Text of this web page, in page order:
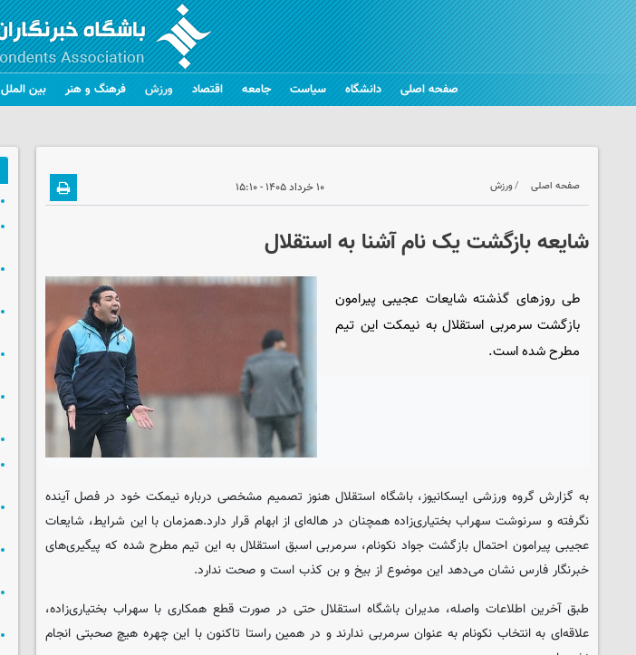
صفحه اصلی دانشگاه سیاست جامعه اقتصاد ورزش فرهنگ و هنر بین الملل
صفحه اصلی ورزش ۱۰ خرداد ۱۴۰۵ - ۱۵:۱۰
شایعه بازگشت یک نام آشنا به استقلال
طی روزهای گذشته شایعات عجیبی پیرامون
بازگشت سرمربی استقلال به نیمکت این تیم
مطرح شده است.
به گزارش گروه ورزشی ایسکانیوز، باشگاه استقلال هنوز تصمیم مشخصی درباره نیمکت خود در فصل آینده
نگرفته و سرنوشت سهراب بختیاری‌زاده همچنان در هاله‌ای از ابهام قرار دارد.همزمان با این شرایط، شایعات
عجیبی پیرامون احتمال بازگشت جواد نکونام، سرمربی اسبق استقلال به این تیم مطرح شده که پیگیری‌های
خبرنگار فارس نشان می‌دهد این موضوع از بیخ و بن کذب است و صحت ندارد.
طبق آخرین اطلاعات واصله، مدیران باشگاه استقلال حتی در صورت قطع همکاری با سهراب بختیاری‌زاده،
علاقه‌ای به انتخاب نکونام به عنوان سرمربی ندارند و در همین راستا تاکنون با این چهره هیچ صحبتی انجام